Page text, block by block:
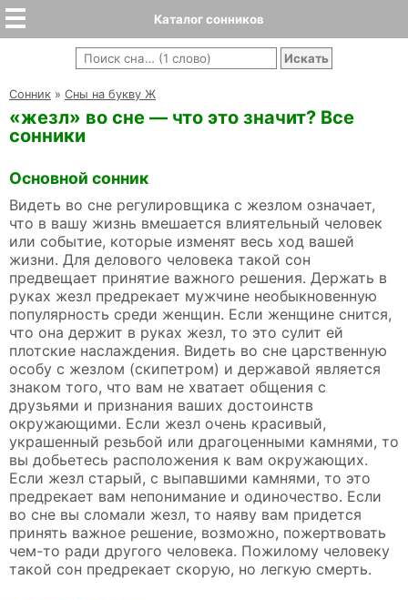
Каталог сонников
Cонник » Сны на букву Ж
«жезл» во сне — что это значит? Все
сонники
Основной сонник
Видеть во сне регулировщика с жезлом означает,
что в вашу жизнь вмешается влиятельный человек
или событие, которые изменят весь ход вашей
жизни. Для делового человека такой сон
предвещает принятие важного решения. Держать в
руках жезл предрекает мужчине необыкновенную
популярность среди женщин. Если женщине снится,
что она держит в руках жезл, то это сулит ей
плотские наслаждения. Видеть во сне царственную
особу с жезлом (скипетром) и державой является
знаком того, что вам не хватает общения с
друзьями и признания ваших достоинств
окружающими. Если жезл очень красивый,
украшенный резьбой или драгоценными камнями, то
вы добьетесь расположения к вам окружающих.
Если жезл старый, с выпавшими камнями, то это
предрекает вам непонимание и одиночество. Если
во сне вы сломали жезл, то наяву вам придется
принять важное решение, возможно, пожертвовать
чем-то ради другого человека. Пожилому человеку
такой сон предрекает скорую, но легкую смерть.